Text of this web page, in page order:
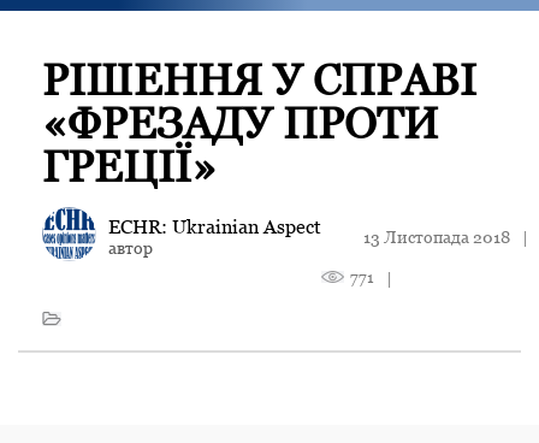
РІШЕННЯ У СПРАВІ
«ФРЕЗАДУ ПРОТИ
ГРЕЦІЇ»
ECHR: Ukrainian Aspect
автор
13 Листопада 2018 |
771 |